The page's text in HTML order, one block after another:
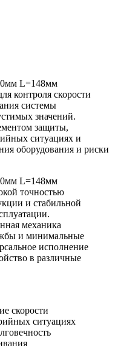
L=148мм
контроля скорости
системы
значений.
защиты,
ситуациях и
оборудования и риски
L=148мм
точностью
и стабильной
механика
и минимальные
исполнение
в различные
скорости
ситуациях